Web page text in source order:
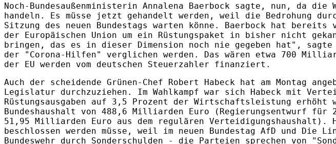
Noch-Bundesaußenministerin Annalena Baerbock sagte, nun, da
handeln. Es müsse jetzt gehandelt werden, weil die Bedrohung
Sitzung des neuen Bundestags warten könne. Baerbock hat
der Europäischen Union um ein Rüstungspaket in bisher nicht
bringen, das es in dieser Dimension noch nie gegeben hat",
der "Corona-Hilfen" verglichen werden. Das wären etwa 700
der EU werden vom deutschen Steuerzahler finanziert.
Auch der scheidende Grünen-Chef Robert Habeck hat am Montag
Legislatur durchzuziehen. Im Wahlkampf war sich Habeck mit
Rüstungsausgaben auf 3,5 Prozent der Wirtschaftsleistung erhöht
Bundeshaushalt von 488,6 Milliarden Euro (Regierungsentwurf
51,95 Milliarden Euro aus dem regulären Verteidigungshaushalt).
beschlossen werden müsse, weil im neuen Bundestag AfD und
Bundeswehr durch Sonderschulden - die Parteien sprechen von